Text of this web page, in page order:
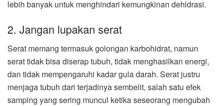
lebih banyak untuk menghindari kemungkinan dehidrasi.
2. Jangan lupakan serat
Serat memang termasuk golongan karbohidrat, namun
serat tidak bisa diserap tubuh, tidak menghasilkan energi,
dan tidak mempengaruhi kadar gula darah. Serat justru
menjaga tubuh dari terjadinya sembelit, salah satu efek
samping yang sering muncul ketika seseorang mengubah